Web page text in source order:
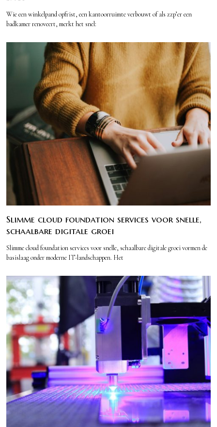
Wie een winkelpand opfrist, een kantoorruimte verbouwt of als zzp’er een
badkamer renoveert, merkt het snel:
Slimme cloud foundation services voor snelle,
schaalbare digitale groei
Slimme cloud foundation services voor snelle, schaalbare digitale groei vormen de
basislaag onder moderne IT-landschappen. Het